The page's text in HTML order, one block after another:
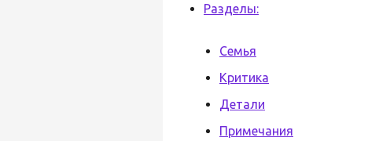
Разделы:
Семья
Критика
Детали
Примечания